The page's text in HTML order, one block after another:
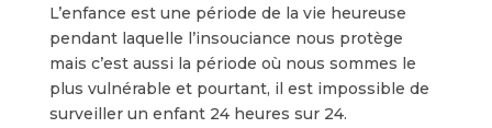
L’enfance est une période de la vie heureuse
pendant laquelle l’insouciance nous protège
mais c’est aussi la période où nous sommes le
plus vulnérable et pourtant, il est impossible de
surveiller un enfant 24 heures sur 24.